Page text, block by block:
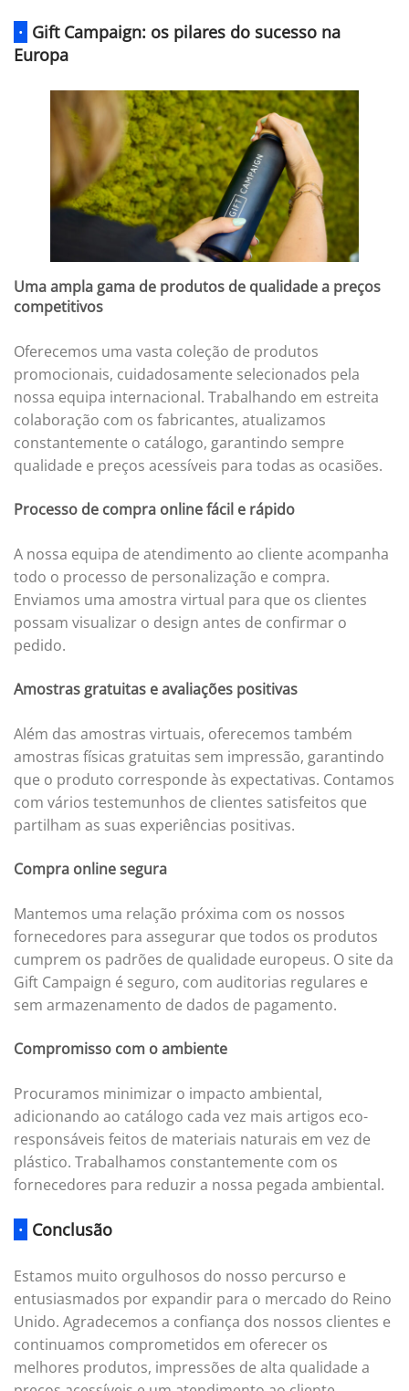
· Gift Campaign: os pilares do sucesso na
Europa
Uma ampla gama de produtos de qualidade a preços
competitivos
Oferecemos uma vasta coleção de produtos
promocionais, cuidadosamente selecionados pela
nossa equipa internacional. Trabalhando em estreita
colaboração com os fabricantes, atualizamos
constantemente o catálogo, garantindo sempre
qualidade e preços acessíveis para todas as ocasiões.
Processo de compra online fácil e rápido
A nossa equipa de atendimento ao cliente acompanha
todo o processo de personalização e compra.
Enviamos uma amostra virtual para que os clientes
possam visualizar o design antes de confirmar o
pedido.
Amostras gratuitas e avaliações positivas
Além das amostras virtuais, oferecemos também
amostras físicas gratuitas sem impressão, garantindo
que o produto corresponde às expectativas. Contamos
com vários testemunhos de clientes satisfeitos que
partilham as suas experiências positivas.
Compra online segura
Mantemos uma relação próxima com os nossos
fornecedores para assegurar que todos os produtos
cumprem os padrões de qualidade europeus. O site da
Gift Campaign é seguro, com auditorias regulares e
sem armazenamento de dados de pagamento.
Compromisso com o ambiente
Procuramos minimizar o impacto ambiental,
adicionando ao catálogo cada vez mais artigos eco-
responsáveis feitos de materiais naturais em vez de
plástico. Trabalhamos constantemente com os
fornecedores para reduzir a nossa pegada ambiental.
· Conclusão
Estamos muito orgulhosos do nosso percurso e
entusiasmados por expandir para o mercado do Reino
Unido. Agradecemos a confiança dos nossos clientes e
continuamos comprometidos em oferecer os
melhores produtos, impressões de alta qualidade a